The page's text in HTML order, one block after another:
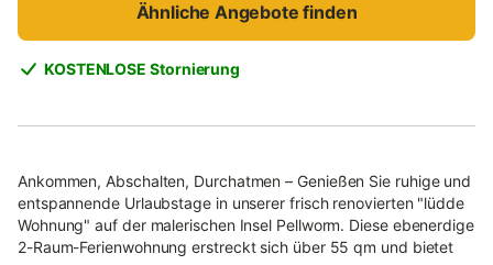
Ähnliche Angebote finden
KOSTENLOSE Stornierung
Ankommen, Abschalten, Durchatmen – Genießen Sie ruhige und
entspannende Urlaubstage in unserer frisch renovierten "lüdde
Wohnung" auf der malerischen Insel Pellworm. Diese ebenerdige
2-Raum-Ferienwohnung erstreckt sich über 55 qm und bietet